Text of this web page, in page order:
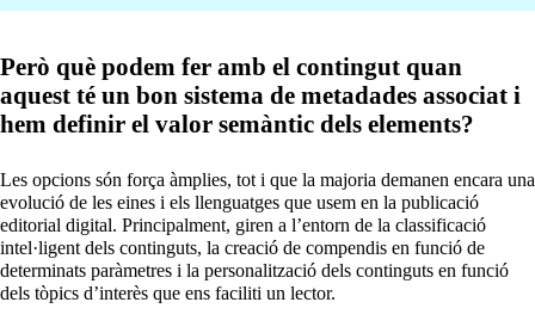
Però què podem fer amb el contingut quan
aquest té un bon sistema de metadades associat i
hem definir el valor semàntic dels elements?
Les opcions són força àmplies, tot i que la majoria demanen encara una
evolució de les eines i els llenguatges que usem en la publicació
editorial digital. Principalment, giren a l’entorn de la classificació
intel·ligent dels continguts, la creació de compendis en funció de
determinats paràmetres i la personalització dels continguts en funció
dels tòpics d’interès que ens faciliti un lector.